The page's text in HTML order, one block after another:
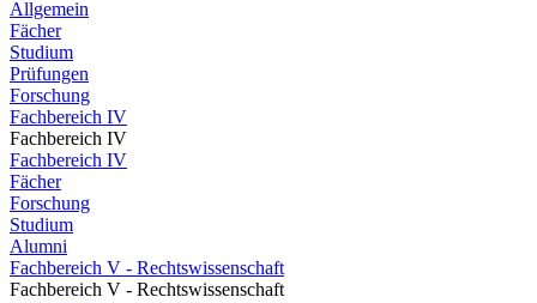
Allgemein
Fächer
Studium
Prüfungen
Forschung
Fachbereich IV
Fachbereich IV
Fachbereich IV
Fächer
Forschung
Studium
Alumni
Fachbereich V - Rechtswissenschaft
Fachbereich V - Rechtswissenschaft